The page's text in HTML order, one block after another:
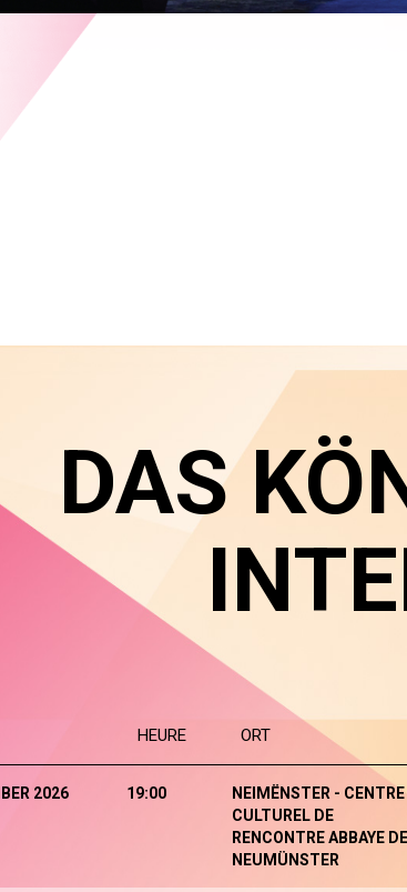
DAS
HEURE ORT
2026 19:00
NEIMËNSTER - CENTRE
CULTUREL DE
RENCONTRE ABBAYE DE
NEUMÜNSTER